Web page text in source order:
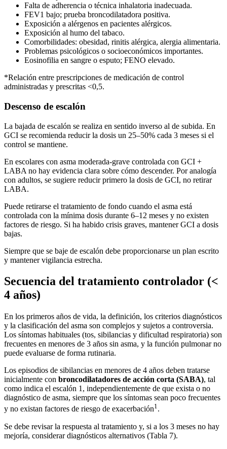
Falta de adherencia o técnica inhalatoria inadecuada.
FEV1 bajo; prueba broncodilatadora positiva.
Exposición a alérgenos en pacientes alérgicos.
Exposición al humo del tabaco.
Comorbilidades: obesidad, rinitis alérgica, alergia alimentaria.
Problemas psicológicos o socioeconómicos importantes.
Eosinofilia en sangre o esputo; FENO elevado.
*Relación entre prescripciones de medicación de control
administradas y prescritas <0,5.
Descenso de escalón
La bajada de escalón se realiza en sentido inverso al de subida. En
GCI se recomienda reducir la dosis un 25–50% cada 3 meses si el
control se mantiene.
En escolares con asma moderada-grave controlada con GCI +
LABA no hay evidencia clara sobre cómo descender. Por analogía
con adultos, se sugiere reducir primero la dosis de GCI, no retirar
LABA.
Puede retirarse el tratamiento de fondo cuando el asma está
controlada con la mínima dosis durante 6–12 meses y no existen
factores de riesgo. Si ha habido crisis graves, mantener GCI a dosis
bajas.
Siempre que se baje de escalón debe proporcionarse un plan escrito
y mantener vigilancia estrecha.
Secuencia del tratamiento controlador (<
4 años)
En los primeros años de vida, la definición, los criterios diagnósticos
y la clasificación del asma son complejos y sujetos a controversia.
Los síntomas habituales (tos, sibilancias y dificultad respiratoria) son
frecuentes en menores de 3 años sin asma, y la función pulmonar no
puede evaluarse de forma rutinaria.
Los episodios de sibilancias en menores de 4 años deben tratarse
inicialmente con bronco­di­latadores de acción corta (SABA), tal
como indica el escalón 1, independientemente de que exista o no
diagnóstico de asma, siempre que los síntomas sean poco frecuentes
y no existan factores de riesgo de exacerbación1.
Se debe revisar la respuesta al tratamiento y, si a los 3 meses no hay
mejoría, considerar diagnósticos alternativos (Tabla 7).